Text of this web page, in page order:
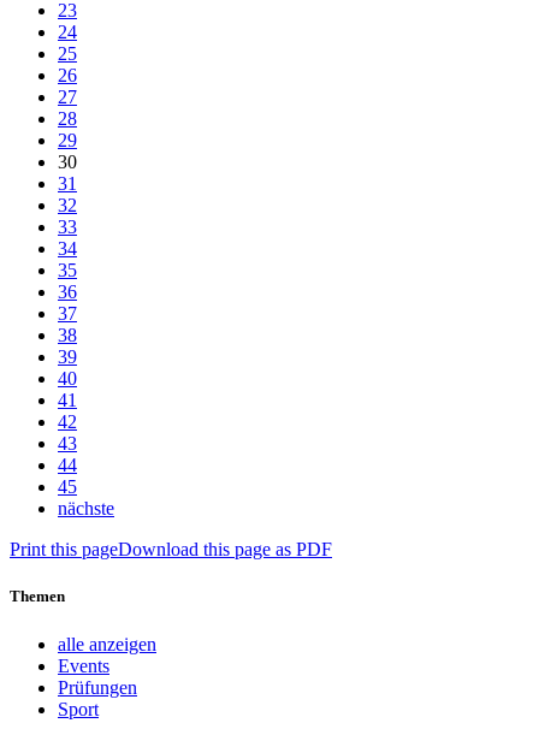
23
24
25
26
27
28
29
30
31
32
33
34
35
36
37
38
39
40
41
42
43
44
45
nächste
Print this pageDownload this page as PDF
Themen
alle anzeigen
Events
Prüfungen
Sport